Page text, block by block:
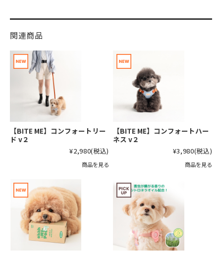
関連商品
【BITE ME】コンフォートリー
ド v２
¥2,980(税込)
商品を見る
【BITE ME】コンフォートハー
ネス v２
¥3,980(税込)
商品を見る